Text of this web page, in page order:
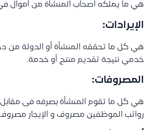
هي ما يملكه أصحاب المنشأة من أموال
الإيرادات:
هي كل ما تحققه المنشأة أو الدولة من
خدمي نتيجة تقديم منتج أو خدمة.
المصروفات:
هي كل ما تقوم المنشأة بصرفه فى مقابل
رواتب الموظفين مصروف و الإيجار